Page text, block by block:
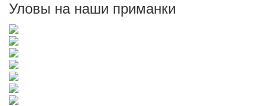
Уловы на наши приманки